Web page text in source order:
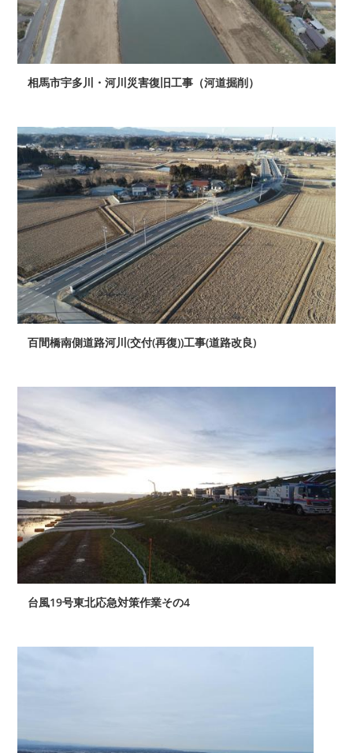
相馬市宇多川・河川災害復旧工事（河道掘削）
百間橋南側道路河川(交付(再復))工事(道路改良)
台風19号東北応急対策作業その4